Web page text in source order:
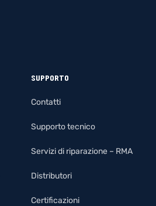
SUPPORTO
Contatti
Supporto tecnico
Servizi di riparazione – RMA
Distributori
Certificazioni